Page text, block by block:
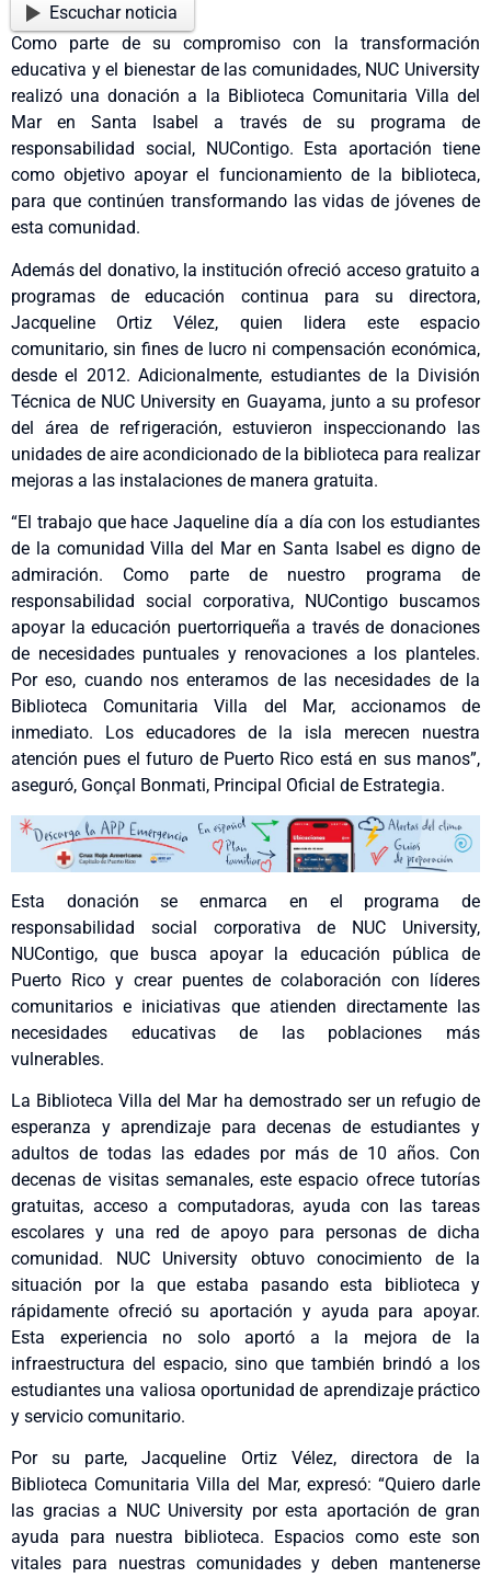
Escuchar noticia
Como parte de su compromiso con la transformación
educativa y el bienestar de las comunidades, NUC University
realizó una donación a la Biblioteca Comunitaria Villa del
Mar en Santa Isabel a través de su programa de
responsabilidad social, NUContigo. Esta aportación tiene
como objetivo apoyar el funcionamiento de la biblioteca,
para que continúen transformando las vidas de jóvenes de
esta comunidad.
Además del donativo, la institución ofreció acceso gratuito a
programas de educación continua para su directora,
Jacqueline Ortiz Vélez, quien lidera este espacio
comunitario, sin fines de lucro ni compensación económica,
desde el 2012. Adicionalmente, estudiantes de la División
Técnica de NUC University en Guayama, junto a su profesor
del área de refrigeración, estuvieron inspeccionando las
unidades de aire acondicionado de la biblioteca para realizar
mejoras a las instalaciones de manera gratuita.
“El trabajo que hace Jaqueline día a día con los estudiantes
de la comunidad Villa del Mar en Santa Isabel es digno de
admiración. Como parte de nuestro programa de
responsabilidad social corporativa, NUContigo buscamos
apoyar la educación puertorriqueña a través de donaciones
de necesidades puntuales y renovaciones a los planteles.
Por eso, cuando nos enteramos de las necesidades de la
Biblioteca Comunitaria Villa del Mar, accionamos de
inmediato. Los educadores de la isla merecen nuestra
atención pues el futuro de Puerto Rico está en sus manos”,
aseguró, Gonçal Bonmati, Principal Oficial de Estrategia.
Esta donación se enmarca en el programa de
responsabilidad social corporativa de NUC University,
NUContigo, que busca apoyar la educación pública de
Puerto Rico y crear puentes de colaboración con líderes
comunitarios e iniciativas que atienden directamente las
necesidades educativas de las poblaciones más
vulnerables.
La Biblioteca Villa del Mar ha demostrado ser un refugio de
esperanza y aprendizaje para decenas de estudiantes y
adultos de todas las edades por más de 10 años. Con
decenas de visitas semanales, este espacio ofrece tutorías
gratuitas, acceso a computadoras, ayuda con las tareas
escolares y una red de apoyo para personas de dicha
comunidad. NUC University obtuvo conocimiento de la
situación por la que estaba pasando esta biblioteca y
rápidamente ofreció su aportación y ayuda para apoyar.
Esta experiencia no solo aportó a la mejora de la
infraestructura del espacio, sino que también brindó a los
estudiantes una valiosa oportunidad de aprendizaje práctico
y servicio comunitario.
Por su parte, Jacqueline Ortiz Vélez, directora de la
Biblioteca Comunitaria Villa del Mar, expresó: “Quiero darle
las gracias a NUC University por esta aportación de gran
ayuda para nuestra biblioteca. Espacios como este son
vitales para nuestras comunidades y deben mantenerse